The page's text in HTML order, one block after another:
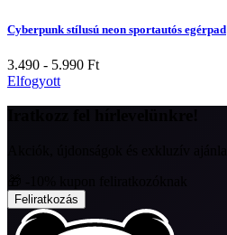
Cyberpunk stílusú neon sportautós egérpad
3.490 - 5.990 Ft
Elfogyott
Feliratkozás